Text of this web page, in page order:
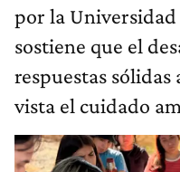
por la Universidad
sostiene que el
respuestas
vista el cuidado